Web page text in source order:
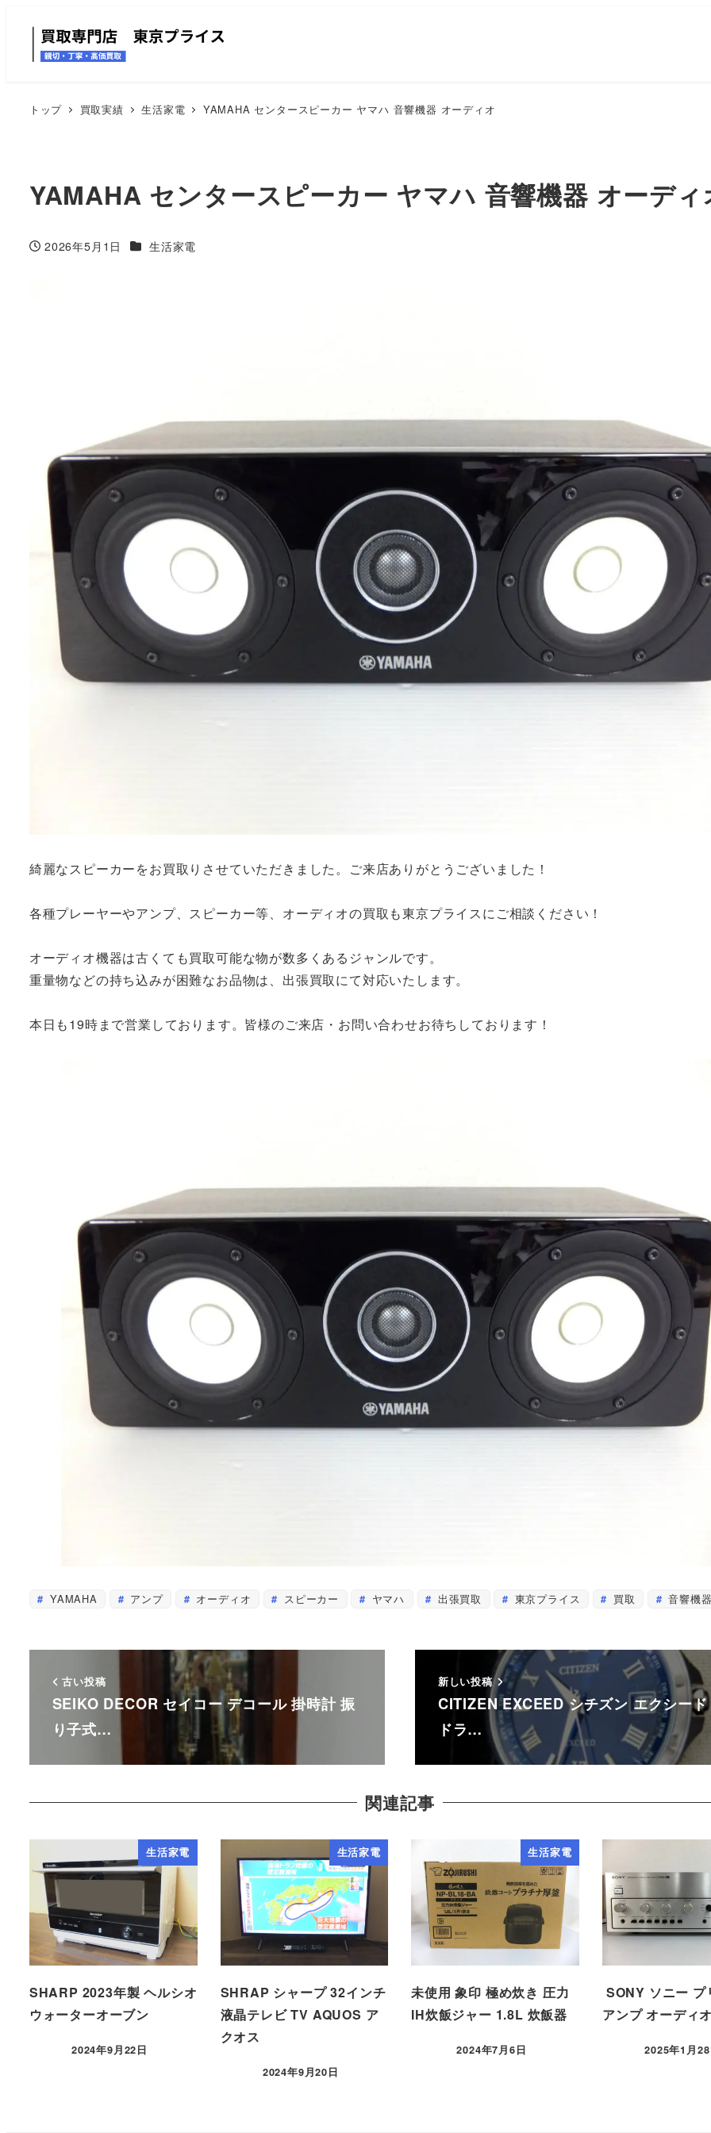
トップ 買取実績 生活家電 YAMAHA センタースピーカー ヤマハ 音響機器 オーディオ
YAMAHA センタースピーカー ヤマハ 音響機器 オーディ
投稿日
2026年5月1日 カテゴリー
生活家電
綺麗なスピーカーをお買取りさせていただきました。ご来店ありがとうございました！
各種プレーヤーやアンプ、スピーカー等、オーディオの買取も東京プライスにご相談ください！
オーディオ機器は古くても買取可能な物が数多くあるジャンルです。
重量物などの持ち込みが困難なお品物は、出張買取にて対応いたします。
本日も19時まで営業しております。皆様のご来店・お問い合わせお待ちしております！
YAMAHA アンプ オーディオ スピーカー ヤマハ 出張買取 東京プライス 買取 音響機
古い投稿
SEIKO DECOR セイコー デコール 掛時計 振
り子式…
新しい投稿
CITIZEN EXCEED シチズン エクシー
ドラ…
関連記事
生活家電
SHARP 2023年製 ヘルシオ
ウォーターオーブン
2024年9月22日
生活家電
SHRAP シャープ 32インチ
液晶テレビ TV AQUOS ア
クオス
2024年9月20日
生活家電
未使用 象印 極め炊き 圧力
IH炊飯ジャー 1.8L 炊飯器
2024年7月6日
SONY ソニー プ
アンプ オーディ
2025年1月